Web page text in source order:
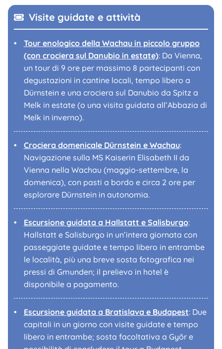
Visite guidate e attività
Tour enologico della Wachau in piccolo gruppo
(con crociera sul Danubio in estate): Da Vienna,
un tour di 9 ore per massimo 8 partecipanti con
degustazioni in cantine locali, tempo libero a
Dürnstein e una crociera sul Danubio da Spitz a
Melk in estate (o una visita guidata all’Abbazia di
Melk in inverno).
Crociera domenicale Dürnstein e Wachau:
Navigazione sulla MS Kaiserin Elisabeth II da
Vienna nella Wachau (maggio-settembre, la
domenica), con pasti a bordo e circa 2 ore per
esplorare Dürnstein in autonomia.
Escursione guidata a Hallstatt e Salisburgo:
Hallstatt e Salisburgo in un’intera giornata con
passeggiate guidate e tempo libero in entrambe
le località, più una breve sosta fotografica nei
pressi di Gmunden; il prelievo in hotel è
disponibile a pagamento.
Escursione guidata a Bratislava e Budapest: Due
capitali in un giorno con visite guidate e tempo
libero in entrambe; sosta facoltativa a Győr e